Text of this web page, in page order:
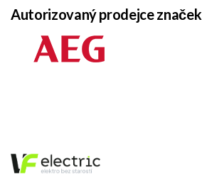
Autorizovaný prodejce značek